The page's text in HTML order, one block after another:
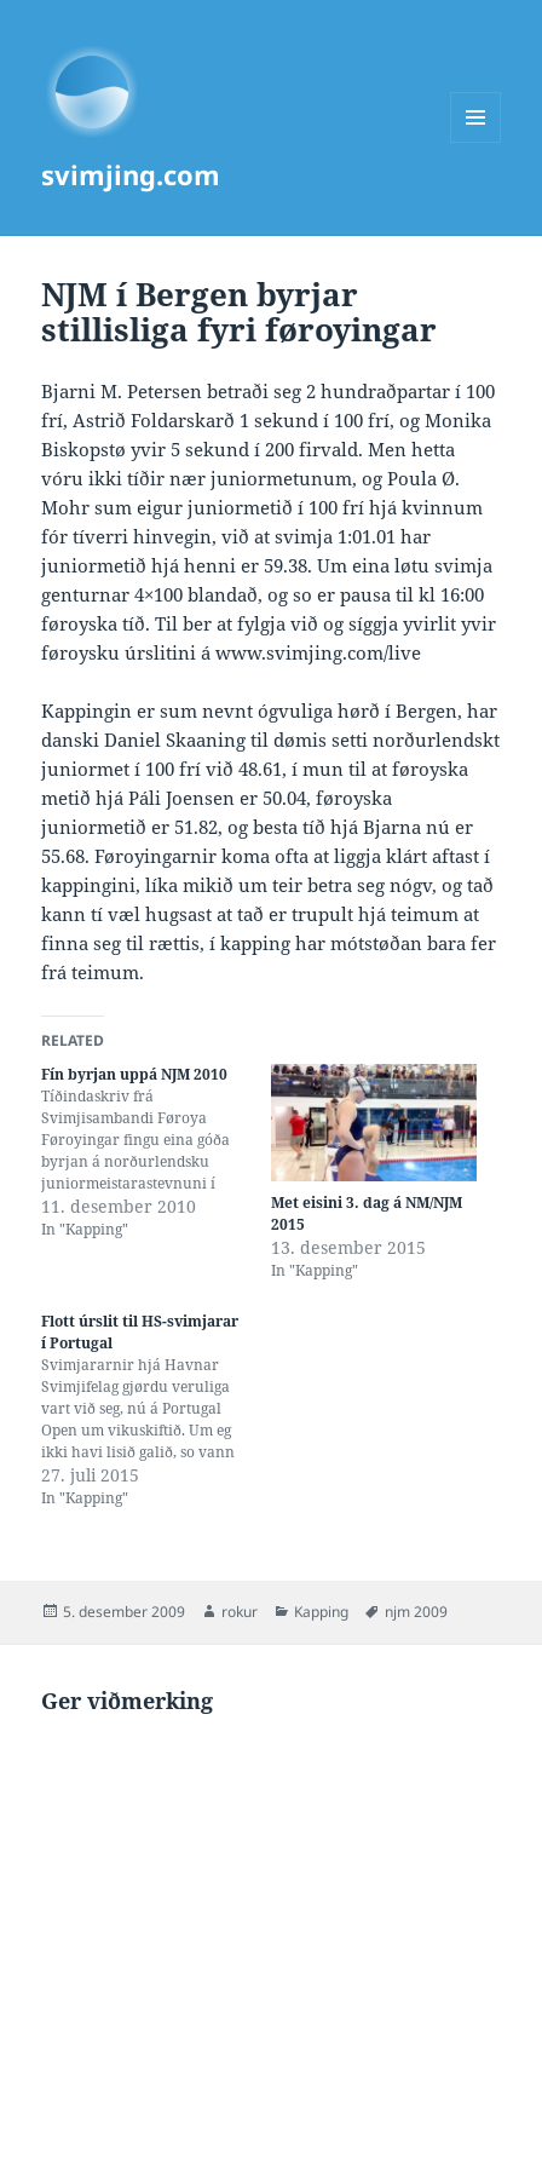
svimjing.com
NJM í Bergen byrjar
stillisliga fyri føroyingar
Bjarni M. Petersen betraði seg 2 hundraðpartar í 100
frí, Astrið Foldarskarð 1 sekund í 100 frí, og Monika
Biskopstø yvir 5 sekund í 200 firvald. Men hetta
vóru ikki tíðir nær juniormetunum, og Poula Ø.
Mohr sum eigur juniormetið í 100 frí hjá kvinnum
fór tíverri hinvegin, við at svimja 1:01.01 har
juniormetið hjá henni er 59.38. Um eina løtu svimja
genturnar 4×100 blandað, og so er pausa til kl 16:00
føroyska tíð. Til ber at fylgja við og síggja yvirlit yvir
føroysku úrslitini á www.svimjing.com/live
Kappingin er sum nevnt ógvuliga hørð í Bergen, har
danski Daniel Skaaning til dømis setti norðurlendskt
juniormet í 100 frí við 48.61, í mun til at føroyska
metið hjá Páli Joensen er 50.04, føroyska
juniormetið er 51.82, og besta tíð hjá Bjarna nú er
55.68. Føroyingarnir koma ofta at liggja klárt aftast í
kappingini, líka mikið um teir betra seg nógv, og tað
kann tí væl hugsast at tað er trupult hjá teimum at
finna seg til rættis, í kapping har mótstøðan bara fer
frá teimum.
RELATED
Fín byrjan uppá NJM 2010
Tíðindaskriv frá
Svimjisambandi Føroya
Føroyingar fingu eina góða
byrjan á norðurlendsku
juniormeistarastevnuni í
Kastrup í morgun, tá ið
Cecilia Eysturdal longu í
føroyskt juniormet í 100 frí,
og hareftir Magnus
Jákupsson juniormet í 200
firvald. At enda…
11. desember 2010
In "Kapping"
Met eisini 3. dag á NM/NJM
2015
13. desember 2015
In "Kapping"
Flott úrslit til HS-svimjarar
í Portugal
Svimjararnir hjá Havnar
Svimjifelag gjørdu veruliga
vart við seg, nú á Portugal
Open um vikuskiftið. Um eg
ikki havi lisið galið, so vann
Óli Mortensen í dag gull í 800
metra frísvimjing, umframt
føroyskt met og…
27. juli 2015
In "Kapping"
Posted
5. desember 2009 Author
rokur Categories
Kapping Tags
njm 2009
Ger viðmerking